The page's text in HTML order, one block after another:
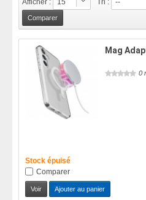
Afficher : 15 Tri : --
Mag
0
Stock épuisé
Comparer
Voir Ajouter au panier